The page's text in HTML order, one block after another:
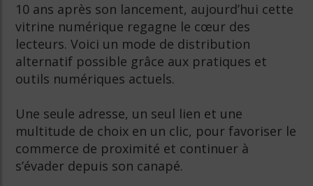
10 ans après son lancement, aujourd’hui cette
vitrine numérique regagne le cœur des
lecteurs. Voici un mode de distribution
alternatif possible grâce aux pratiques et
outils numériques actuels.
Une seule adresse, un seul lien et une
multitude de choix en un clic, pour favoriser le
commerce de proximité et continuer à
s’évader depuis son canapé.